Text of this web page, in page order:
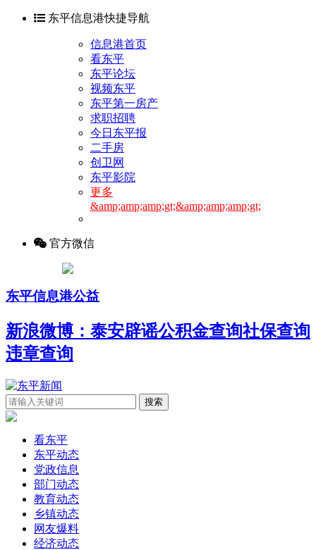
东平信息港快捷导航
信息港首页
看东平
东平论坛
视频东平
东平第一房产
求职招聘
今日东平报
二手房
创卫网
东平影院
更多
&amp;amp;amp;gt;&amp;amp;amp;gt;
官方微信
东平信息港公益
新浪微博：泰安辟谣公积金查询社保查询
违章查询
看东平
东平动态
党政信息
部门动态
教育动态
乡镇动态
网友爆料
经济动态